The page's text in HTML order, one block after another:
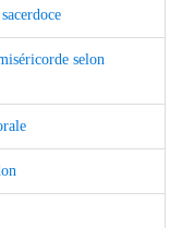
selon